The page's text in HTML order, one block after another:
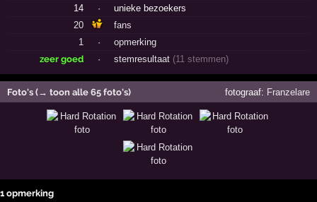
14
·
unieke bezoekers
20
fans
1
·
opmerking
zeer goed
· stemresultaat (11 stemmen)
Foto's (→ toon alle 65 foto's) fotograaf: Franzelare
1 opmerking